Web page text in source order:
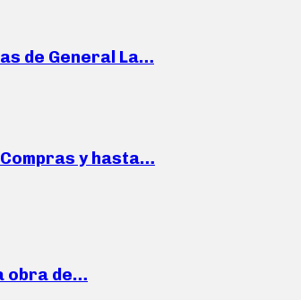
de General La…
y hasta…
obra de…